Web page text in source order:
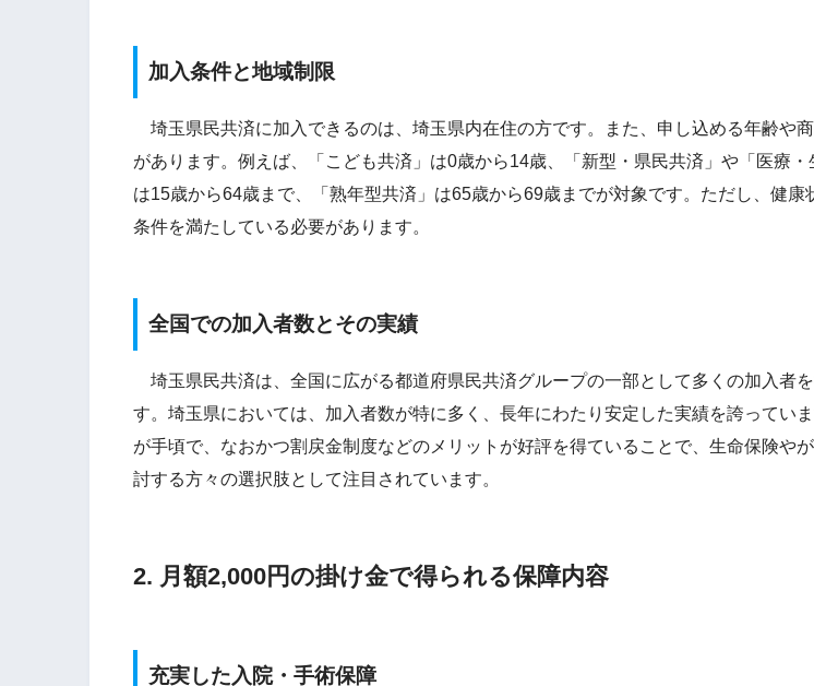
加入条件と地域制限
埼玉県民共済に加入できるのは、埼玉県内在住の方です。また、申し込める年齢や
があります。例えば、「こども共済」は0歳から14歳、「新型・県民共済」や「医療・
は15歳から64歳まで、「熟年型共済」は65歳から69歳までが対象です。ただし、健康
条件を満たしている必要があります。
全国での加入者数とその実績
埼玉県民共済は、全国に広がる都道府県民共済グループの一部として多くの加入者
す。埼玉県においては、加入者数が特に多く、長年にわたり安定した実績を誇ってい
が手頃で、なおかつ割戻金制度などのメリットが好評を得ていることで、生命保険や
討する方々の選択肢として注目されています。
2. 月額2,000円の掛け金で得られる保障内容
充実した入院・手術保障